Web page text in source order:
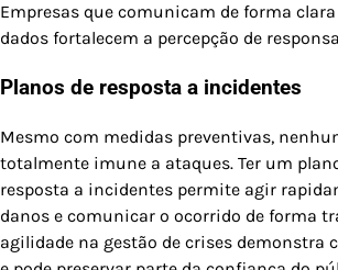
Empresas que comunicam de forma
dados fortalecem a percepção de
Planos de resposta a incidentes
Mesmo com medidas preventivas,
totalmente imune a ataques. Ter um
resposta a incidentes permite agir
danos e comunicar o ocorrido de forma
agilidade na gestão de crises demonstra